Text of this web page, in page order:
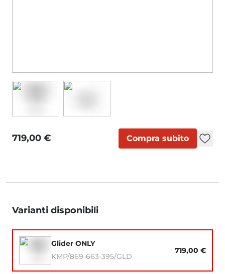
719,00 € Compra subito
Varianti disponibili
Glider ONLY
KMP/869-663-395/GLD
719,00 €